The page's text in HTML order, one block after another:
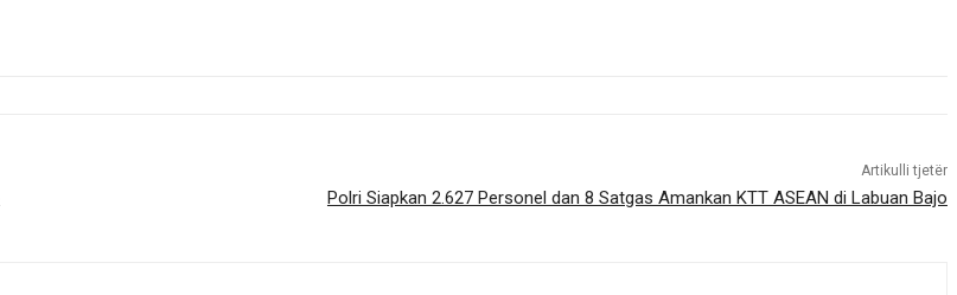
Artikulli tjetër
Polri Siapkan 2.627 Personel dan 8 Satgas Amankan KTT ASEAN di Labuan Bajo